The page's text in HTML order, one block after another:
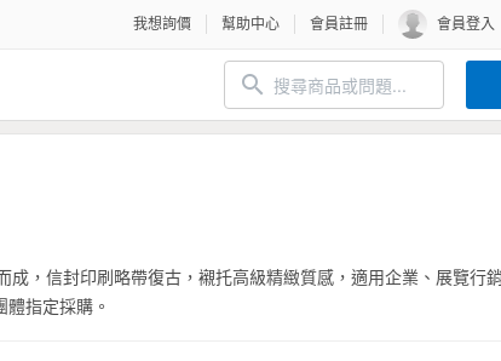
我想詢價 幫助中心 會員註冊 會員登入
成，信封印刷略帶復古，襯托高級精緻質感，適用企業、展覽行
指定採購。